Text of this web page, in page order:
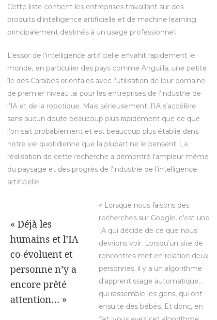
Cette liste contient les entreprises travaillant sur des
produits d’intelligence artificielle et de machine learning
principalement destinés à un usage professionnel.
L’essor de l’intelligence artificielle envahit rapidement le
monde, en particulier des pays comme Anguilla, une petite
île des Caraïbes orientales avec l’utilisation de leur domaine
de premier niveau .ai pour les entreprises de l’industrie de
l’IA et de la robotique. Mais sérieusement, l’IA s’accélère
sans aucun doute beaucoup plus rapidement que ce que
l’on sait probablement et est beaucoup plus établie dans
notre vie quotidienne que la plupart ne le pensent. La
réalisation de cette recherche a démontré l’ampleur même
du paysage et des progrès de l’industrie de l’intelligence
artificielle.
« Déjà les
humains et l’IA
co-évoluent et
personne n’y a
encore prêté
attention… »
« Lorsque nous faisons des
recherches sur Google, c’est une
IA qui décide de ce que nous
devrions voir. Lorsqu’un site de
rencontres met en relation deux
personnes, il y a un algorithme
d’apprentissage automatique…
qui rassemble les gens, qui ont
ensuite des bébés. Et donc, en